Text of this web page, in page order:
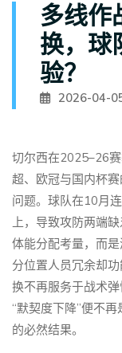
多线作
换，球
验？
2026-04-
切尔西在2025–26
超、欧冠与国内杯
问题。球队在10月
上，导致攻防两端
体能分配考量，而
分位置人员冗余却
换不再服务于战术
“默契度下降”便不
的必然结果。